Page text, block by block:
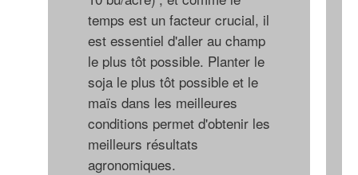
temps est un facteur crucial, il
est essentiel d'aller au champ
le plus tôt possible. Planter le
soja le plus tôt possible et le
maïs dans les meilleures
conditions permet d'obtenir les
meilleurs résultats
agronomiques.